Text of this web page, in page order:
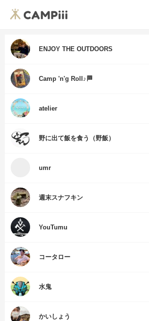
ENJOY THE OUTDOORS
Camp 'n'g Roll♪🏁
atelier
野に出て飯を食う（野飯）
umr
週末スナフキン
YouTumu
コータロー
水鬼
かいしょう